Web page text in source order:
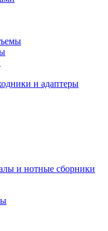
и адаптеры
и нотные сборники